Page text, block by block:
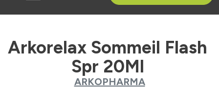
Arkorelax Sommeil Flash
Spr 20Ml
ARKOPHARMA